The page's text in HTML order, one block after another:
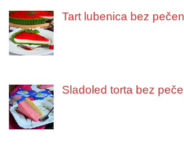
Tart lubenica bez
Sladoled torta bez